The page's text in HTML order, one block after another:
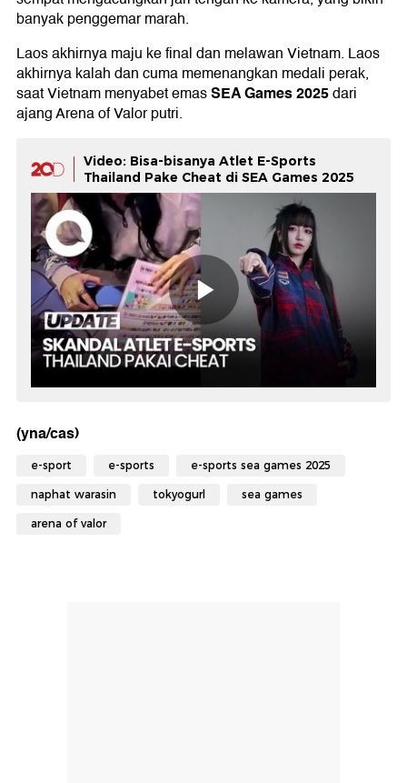
banyak penggemar marah.
Laos akhirnya maju ke final dan melawan Vietnam. Laos
akhirnya kalah dan cuma memenangkan medali perak,
saat Vietnam menyabet emasSEA Games 2025dari
ajang Arena of Valor putri.
Video: Bisa-bisanya Atlet E-Sports
Thailand Pake Cheat di SEA Games 2025
(yna/cas)
e-sport e-sports e-sports sea games 2025
naphat warasin tokyogurl sea games
arena of valor